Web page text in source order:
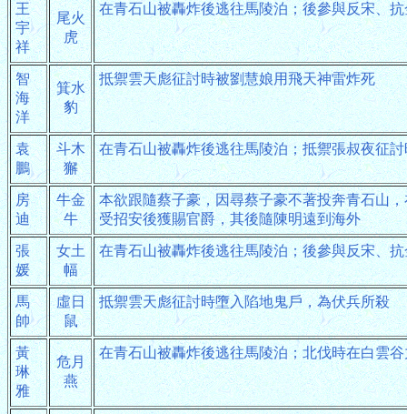
王
宇
祥
尾火
虎
在青石山被轟炸後逃往馬陵泊；後參與反宋、
智
海
洋
箕水
豹
抵禦雲天彪征討時被劉慧娘用飛天神雷炸死
袁
鵬
斗木
獬
在青石山被轟炸後逃往馬陵泊；抵禦張叔夜征
房
迪
牛金
牛
本欲跟隨蔡子豪，因尋蔡子豪不著投奔青石山
受招安後獲賜官爵，其後隨陳明遠到海外
張
媛
女土
幅
在青石山被轟炸後逃往馬陵泊；後參與反宋、
馬
帥
虛日
鼠
抵禦雲天彪征討時墮入陷地鬼戶，為伏兵所殺
黃
琳
雅
危月
燕
在青石山被轟炸後逃往馬陵泊；北伐時在白雲